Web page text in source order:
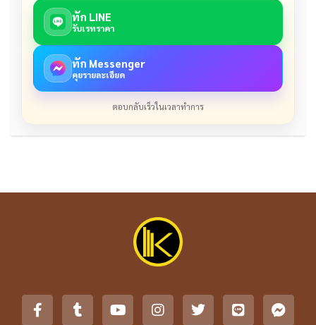
ทัก LINE
รับเรทราคา
ทัก Messenger
คุยรายละเอียด
ตอบกลับเร็วในเวลาทำการ